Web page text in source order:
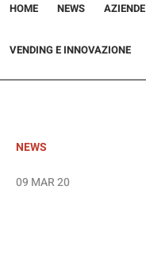
HOME NEWS AZIENDE
VENDING E INNOVAZIONE
NEWS
09 MAR 20